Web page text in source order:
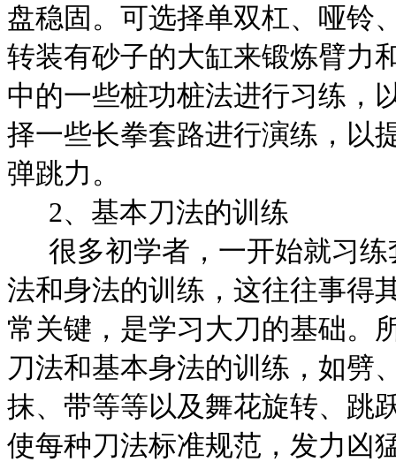
盘稳固。可选择单双杠、哑铃
转装有砂子的大缸来锻炼臂力
中的一些桩功桩法进行习练，
择一些长拳套路进行演练，以
弹跳力。
2、基本刀法的训练
很多初学者，一开始就习
法和身法的训练，这往往事得
常关键，是学习大刀的基础。
刀法和基本身法的训练，如劈
抹、带等等以及舞花旋转、跳
使每种刀法标准规范，发力凶